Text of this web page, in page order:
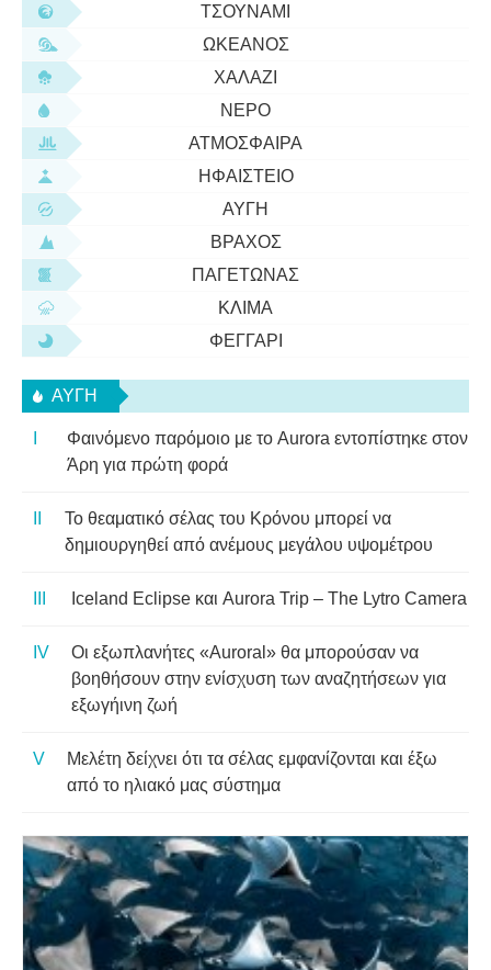
ΤΣΟΥΝΆΜΙ
ΩΚΕΑΝΌΣ
ΧΑΛΆΖΙ
ΝΕΡΌ
ΑΤΜΌΣΦΑΙΡΑ
ΗΦΑΊΣΤΕΙΟ
ΑΥΓΉ
ΒΡΆΧΟΣ
ΠΑΓΕΤΏΝΑΣ
ΚΛΊΜΑ
ΦΕΓΓΆΡΙ
ΑΥΓΉ
Φαινόμενο παρόμοιο με το Aurora εντοπίστηκε στον
Άρη για πρώτη φορά
Το θεαματικό σέλας του Κρόνου μπορεί να
δημιουργηθεί από ανέμους μεγάλου υψομέτρου
Iceland Eclipse και Aurora Trip – The Lytro Camera
Οι εξωπλανήτες «Auroral» θα μπορούσαν να
βοηθήσουν στην ενίσχυση των αναζητήσεων για
εξωγήινη ζωή
Μελέτη δείχνει ότι τα σέλας εμφανίζονται και έξω
από το ηλιακό μας σύστημα